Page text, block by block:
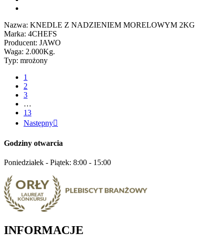
Nazwa: KNEDLE Z NADZIENIEM MORELOWYM 2KG
Marka: 4CHEFS
Producent: JAWO
Waga: 2.000Kg.
Typ: mrożony
1
2
3
…
13
Następny
Godziny otwarcia
Poniedziałek - Piątek: 8:00 - 15:00
INFORMACJE